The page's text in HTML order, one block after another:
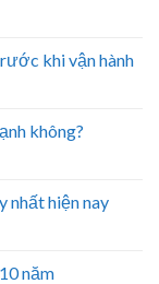
khi vận hành
không?
nhất hiện nay
năm